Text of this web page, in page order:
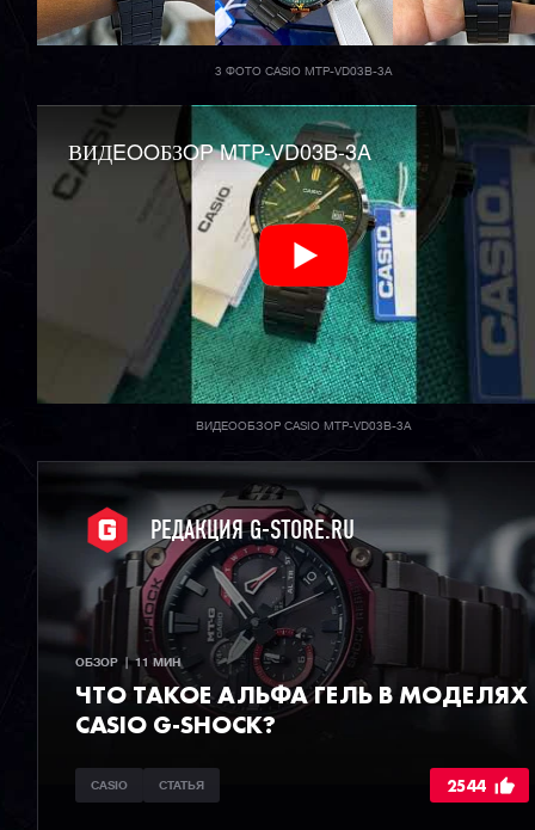
3 ФОТО CASIO MTP-VD03B-3A
ВИДEOOБЗOP MTP-VD03B-3A
ВИДЕООБЗОР CASIO MTP-VD03B-3A
РЕДАКЦИЯ G-STORE.RU
ОБЗОР  |  11 МИН
ЧТО ТАКОЕ АЛЬФА ГЕЛЬ В МОДЕЛЯХ
CASIO G-SHOCK?
CASIO СТАТЬЯ 2544